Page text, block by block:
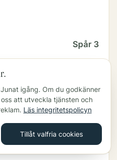
Spår 3
Spår
igång. Om du godkänner
att utveckla tjänsten och
Läs integritetspolicyn
Tillåt valfria cookies